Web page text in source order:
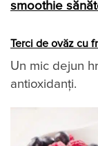
smoothie
Terci de ovăz cu
Un mic dejun
antioxidanți.